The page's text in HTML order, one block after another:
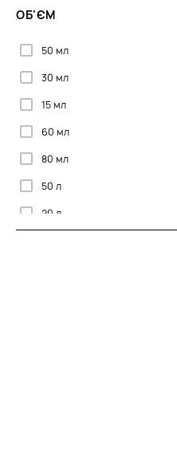
ОБ'ЄМ
50 мл
30 мл
15 мл
60 мл
80 мл
50 л
20 л